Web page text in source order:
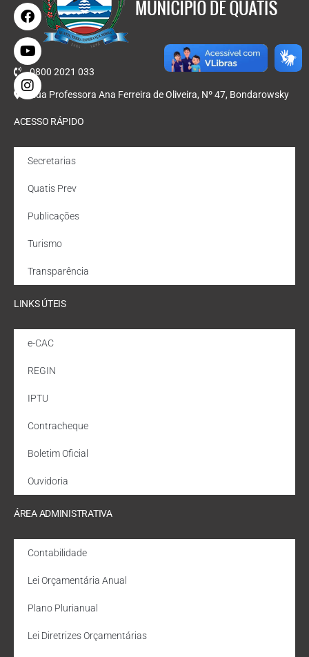
0800 2021 033
Rua Professora Ana Ferreira de Oliveira, Nº 47, Bondarowsky
ACESSO RÁPIDO
Secretarias
Quatis Prev
Publicações
Turismo
Transparência
LINKS ÚTEIS
e-CAC
REGIN
IPTU
Contracheque
Boletim Oficial
Ouvidoria
ÁREA ADMINISTRATIVA
Contabilidade
Lei Orçamentária Anual
Plano Plurianual
Lei Diretrizes Orçamentárias